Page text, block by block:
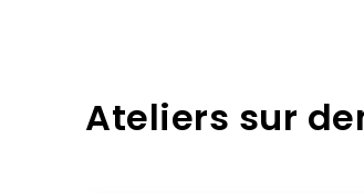
Ateliers sur